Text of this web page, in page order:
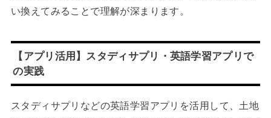
い換えてみることで理解が深まります。
【アプリ活用】スタディサプリ・英語学習アプリで
の実践
スタディサプリなどの英語学習アプリを活用して、土地